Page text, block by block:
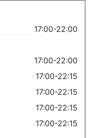
17:00-22:00
17:00-22:00
17:00-22:15
17:00-22:15
17:00-22:15
17:00-22:15